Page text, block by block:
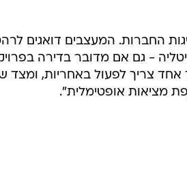
החברות. המעצבים דואגים
- גם אם מדובר בדירה
צריך לפעול באחריות, ומצד
מציאות אופטימלית".